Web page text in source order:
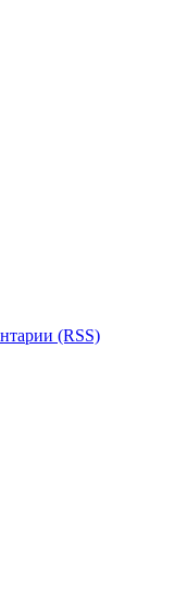
(RSS)